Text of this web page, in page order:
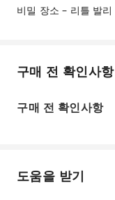
비밀 장소 – 리틀 발리
구매 전 확인사항
구매 전 확인사항
도움을 받기